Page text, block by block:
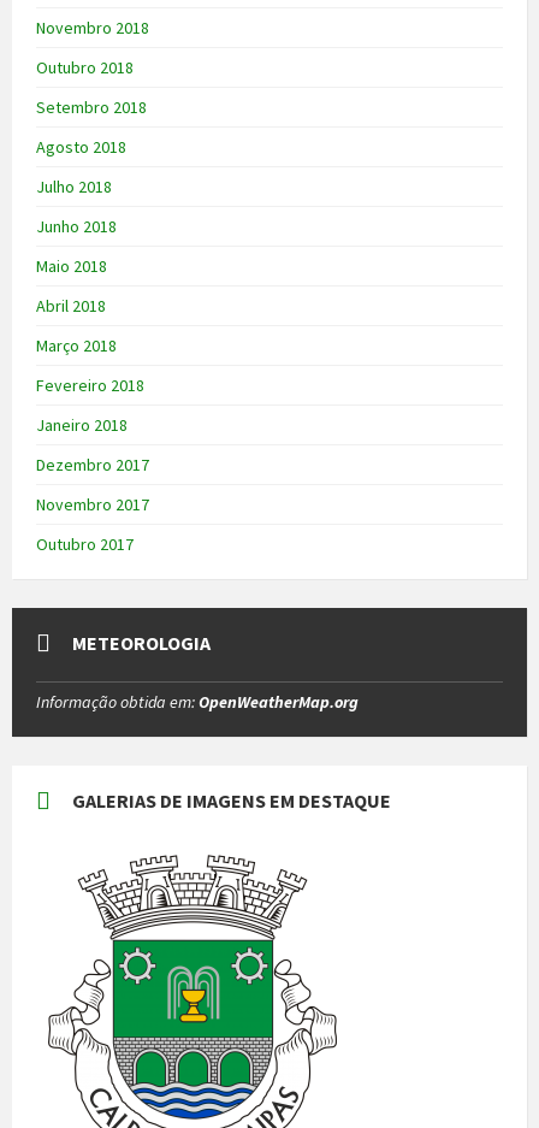
Novembro 2018
Outubro 2018
Setembro 2018
Agosto 2018
Julho 2018
Junho 2018
Maio 2018
Abril 2018
Março 2018
Fevereiro 2018
Janeiro 2018
Dezembro 2017
Novembro 2017
Outubro 2017
METEOROLOGIA
Informação obtida em:OpenWeatherMap.org
GALERIAS DE IMAGENS EM DESTAQUE